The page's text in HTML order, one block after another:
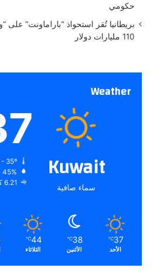
حكومي
بريطانيا تُقر استحواذ “باراماونت” على
110 مليارات دولار
Weather
Kuwait
سماء صافية
45%
6.21 كيلومتر/ساعة
37
℃
الأحد
38
℃
الأثنين
44
℃
الثلاثاء